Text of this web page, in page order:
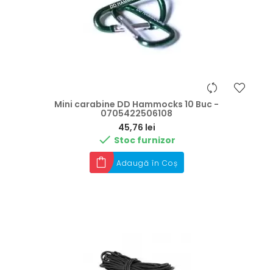
Mini carabine DD Hammocks 10 Buc -
0705422506108
45,76 lei
 Stoc furnizor
Adaugă în Coș